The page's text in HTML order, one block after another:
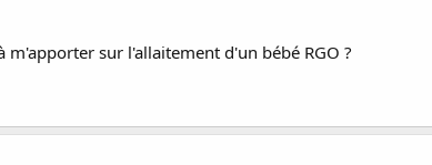
sur l'allaitement d'un bébé RGO ?